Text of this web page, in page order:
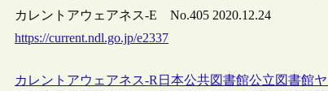
カレントアウェアネス-E No.405 2020.12.24
https://current.ndl.go.jp/e2337
カレントアウェアネス-R 日本公共図書館公立図書館